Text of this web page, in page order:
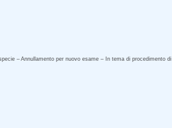
– Annullamento per nuovo esame – In tema di procedimento di